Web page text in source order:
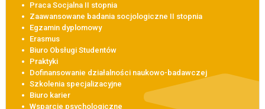
Praca Socjalna II stopnia
Zaawansowane badania socjologiczne II stopnia
Egzamin dyplomowy
Erasmus
Biuro Obsługi Studentów
Praktyki
Dofinansowanie działalności naukowo-badawczej
Szkolenia specjalizacyjne
Biuro karier
Wsparcie psychologiczne